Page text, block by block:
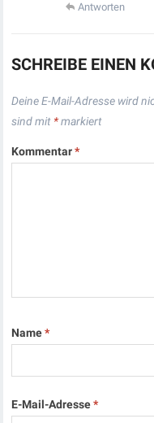
Antworten
SCHREIBE EINEN
Deine E-Mail-Adresse wird
sind mit *markiert
Kommentar*
Name*
E-Mail-Adresse*